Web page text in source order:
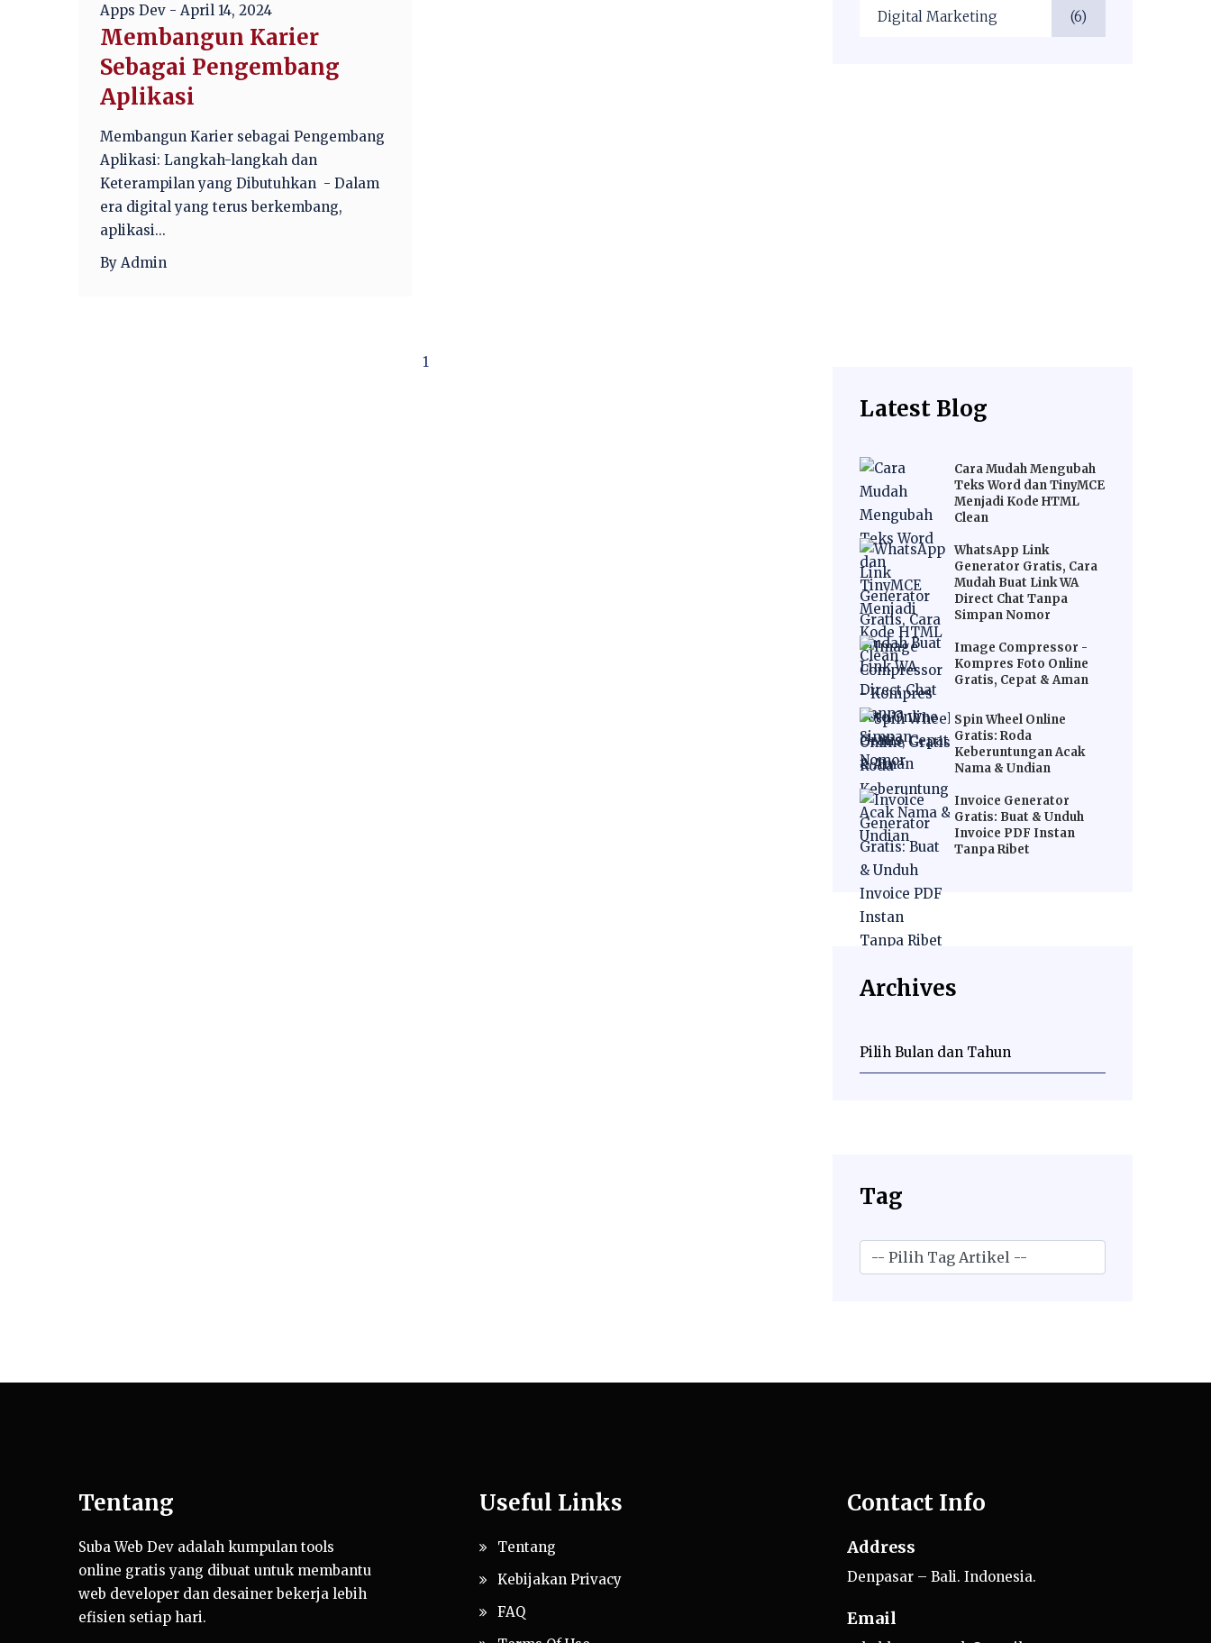
Digital Marketing (6)
Latest Blog
Cara Mudah Mengubah
Teks Word dan TinyMCE
Menjadi Kode HTML
Clean
WhatsApp Link
Generator Gratis, Cara
Mudah Buat Link WA
Direct Chat Tanpa
Simpan Nomor
Image Compressor -
Kompres Foto Online
Gratis, Cepat & Aman
Spin Wheel Online
Gratis: Roda
Keberuntungan Acak
Nama & Undian
Invoice Generator
Gratis: Buat & Unduh
Invoice PDF Instan
Tanpa Ribet
Archives
Tag
Apps Dev - April 14, 2024
Membangun Karier
Sebagai Pengembang
Aplikasi
Membangun Karier sebagai Pengembang
Aplikasi: Langkah-langkah dan
Keterampilan yang Dibutuhkan - Dalam
era digital yang terus berkembang,
aplikasi...
By Admin
1
Tentang
Suba Web Dev adalah kumpulan tools
online gratis yang dibuat untuk membantu
web developer dan desainer bekerja lebih
efisien setiap hari.
Useful Links
Tentang
Kebijakan Privacy
FAQ
Contact Info
Address
Denpasar – Bali. Indonesia.
Email